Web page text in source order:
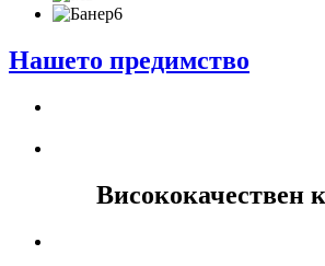
Нашето предимство
Висококачествен